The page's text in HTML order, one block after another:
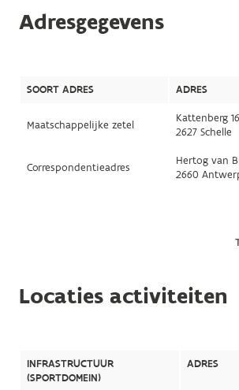
Adresgegevens
SOORT ADRES ADRES
Maatschappelijke zetel
Kattenberg 16
2627 Schelle
Correspondentieadres
Hertog van
2660
Locaties activiteiten
INFRASTRUCTUUR
(SPORTDOMEIN)
ADRES